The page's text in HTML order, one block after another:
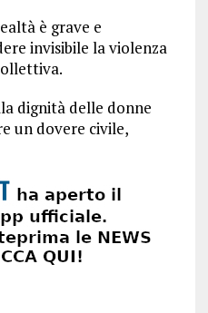
è grave e
invisibile la violenza
dignità delle donne
un dovere civile,